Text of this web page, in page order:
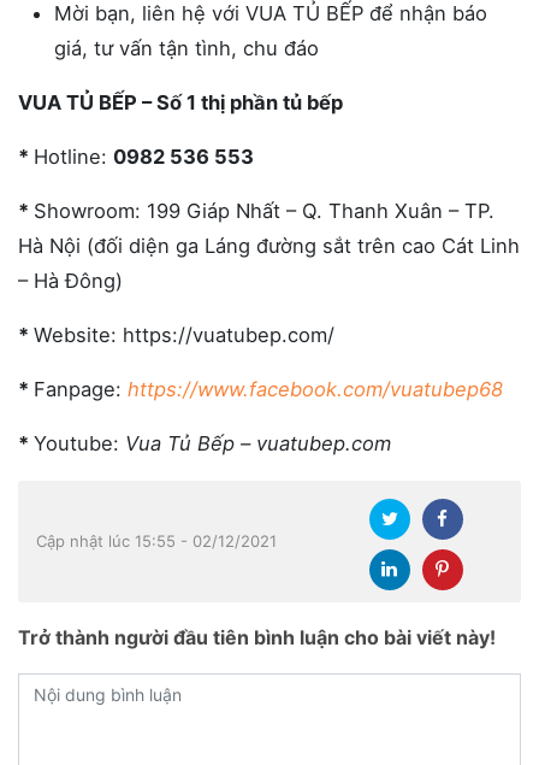
Mời bạn, liên hệ với VUA TỦ BẾP để nhận báo
giá, tư vấn tận tình, chu đáo
VUA TỦ BẾP – Số 1 thị phần tủ bếp
* Hotline: 0982 536 553
* Showroom: 199 Giáp Nhất – Q. Thanh Xuân – TP.
Hà Nội (đối diện ga Láng đường sắt trên cao Cát Linh
– Hà Đông)
* Website: https://vuatubep.com/
* Fanpage: https://www.facebook.com/vuatubep68
* Youtube: Vua Tủ Bếp – vuatubep.com
Cập nhật lúc 15:55 - 02/12/2021
Trở thành người đầu tiên bình luận cho bài viết này!